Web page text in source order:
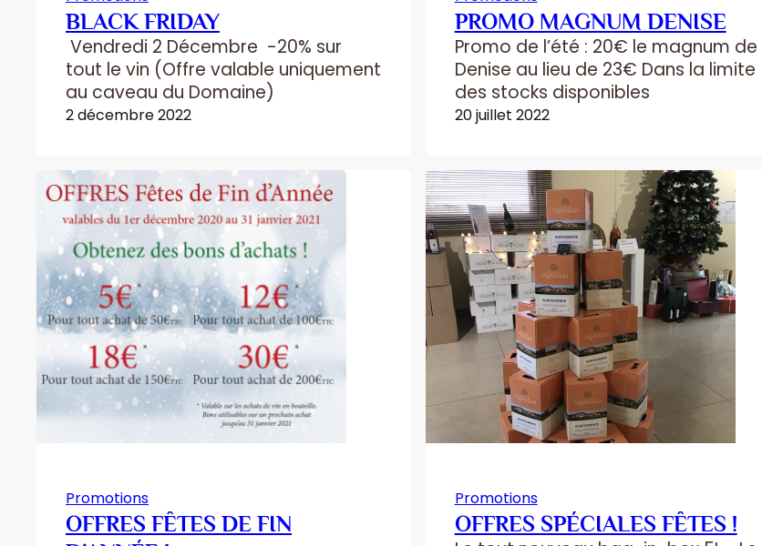
BLACK FRIDAY
Vendredi 2 Décembre -20% sur
tout le vin (Offre valable uniquement
au caveau du Domaine)
2 décembre 2022
PROMO MAGNUM DENISE
Promo de l’été : 20€ le magnum de
Denise au lieu de 23€ Dans la limite
des stocks disponibles
20 juillet 2022
Promotions
OFFRES FÊTES DE FIN
Promotions
OFFRES SPÉCIALES FÊTES !